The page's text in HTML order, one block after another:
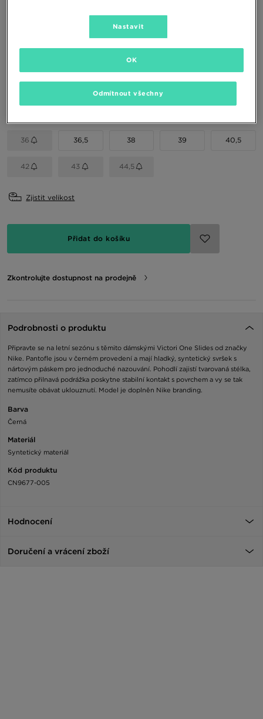
Dostupné Barvy
EU US
36 36,5 38 39 40,5
42 43 44,5
Zjistit velikost
Přidat do košíku
Zkontrolujte dostupnost na prodejně
Podrobnosti o produktu
Připravte se na letní sezónu s těmito dámskými Victori One Slides od značky
Nike. Pantofle jsou v černém provedení a mají hladký, syntetický svršek s
nártovým páskem pro jednoduché nazouvání. Pohodlí zajistí tvarovaná stélka,
zatímco přilnavá podrážka poskytne stabilní kontakt s povrchem a vy se tak
nemusíte obávat uklouznutí. Model je doplněn Nike branding.
Barva
Černá
Materiál
Syntetický materiál
Kód produktu
CN9677-005
Hodnocení
Doručení a vrácení zboží
Nastavit
Odmítnout všechny
OK